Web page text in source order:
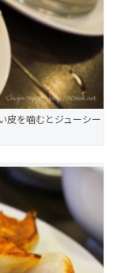
皮を噛むとジューシー